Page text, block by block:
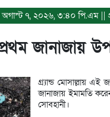
অগাস্ট ৭, ২০২৬, ৩:৪০ পি.এম
জানাজায়
গ্র্যান্ড মোসাল্লায় এই
জানাজায় ইমামতি
সোবহানী।